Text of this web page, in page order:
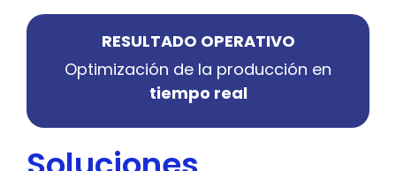
RESULTADO OPERATIVO
Optimización de la producción en
tiempo real